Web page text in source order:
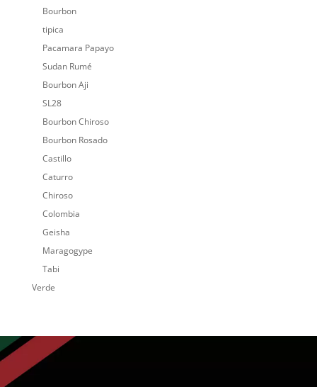
Bourbon
tipica
Pacamara Papayo
Sudan Rumé
Bourbon Aji
SL28
Bourbon Chiroso
Bourbon Rosado
Castillo
Caturro
Chiroso
Colombia
Geisha
Maragogype
Tabi
Verde